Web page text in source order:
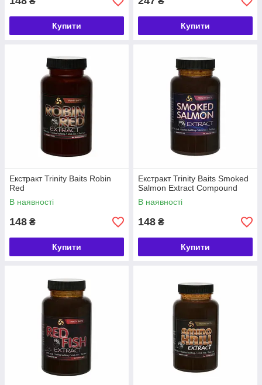
Купити Купити
Екстракт Trinity Baits Robin
Red
В наявності
148 ₴
Купити
Екстракт Trinity Baits Smoked
Salmon Extract Compound
В наявності
148 ₴
Купити